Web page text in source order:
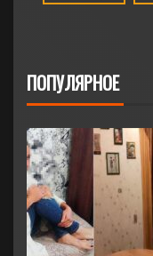
ПОПУЛЯРНОЕ